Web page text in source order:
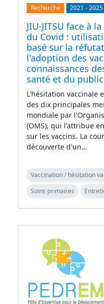
Recherche 2021 -2025
JIU-JITSU face à
du Covid :
basé sur la
l'adoption des
connaissances
santé et du public
L'hésitation vaccinale
des dix principales
mondiale par
(OMS), qui l'attribue
sur les vaccins. La
découverte d'un…
Vaccination / hésitation
Soins primaires